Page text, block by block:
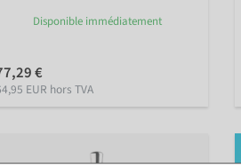
Disponible immédiatement
€
EUR hors TVA